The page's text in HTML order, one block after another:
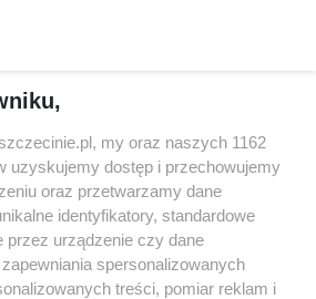
Specjalny koncert z okazji
20. urodzin portalu
wSzczecinie.pl
Regulamin konkursów
śniadaniówka "Hej
Szczecin! Jest piątek!"
my oraz naszych 1162
uzyskujemy dostęp i przechowujemy
oraz przetwarzamy dane
identyfikatory, standardowe
przez urządzenie czy dane
spersonalizowanych
treści, pomiar reklam i